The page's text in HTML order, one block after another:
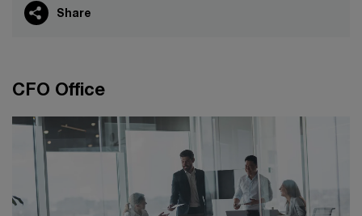
Share
CFO Office